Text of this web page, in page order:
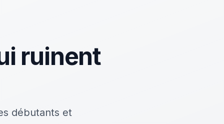
ruinent
débutants et